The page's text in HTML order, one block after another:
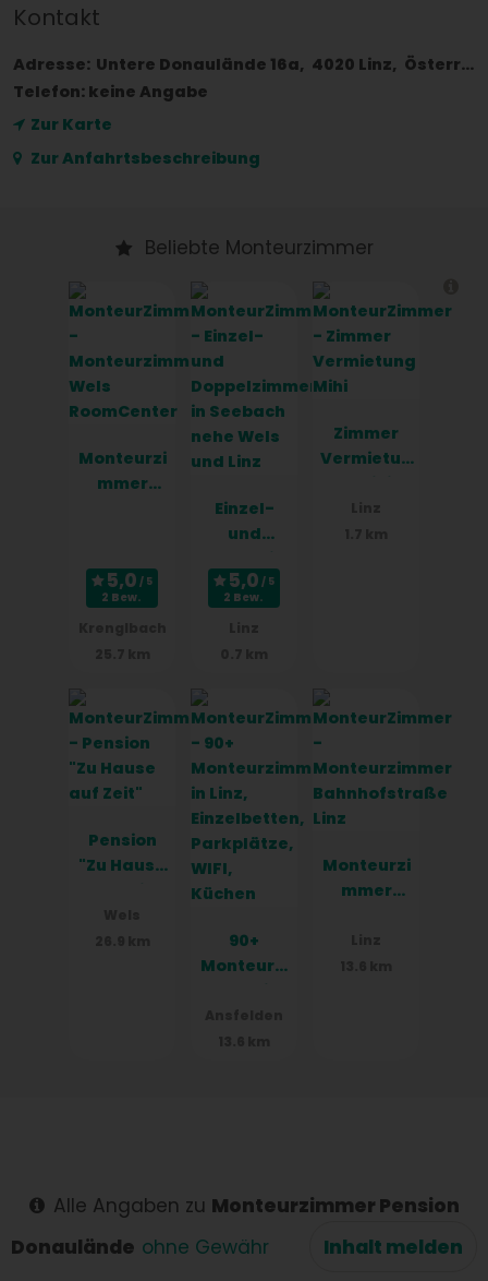
Kontakt
Adresse: Untere Donaulände 16a 4020 Linz
Österreich
Telefon: keine Angabe
Zur Karte
Zur Anfahrtsbeschreibung
Beliebte Monteurzimmer
Monteurzi
mmer
2 Bew.
Einzel-
und
mer in
Seebach
2 Bew.
Zimmer
Vermietun
Pension
"Zu Hause
90+
Monteurzi
Monteurzi
mmer
Alle Angaben zu Monteurzimmer Pension
Donaulände ohne Gewähr Inhalt melden